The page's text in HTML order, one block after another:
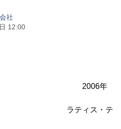
社
12:00
年
ス・テ